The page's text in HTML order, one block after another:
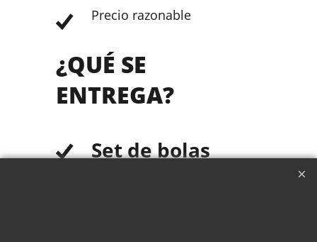
Precio razonable
¿QUÉ SE
ENTREGA?
Set de bolas